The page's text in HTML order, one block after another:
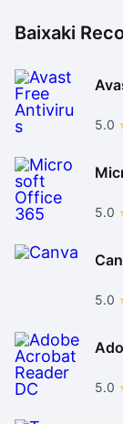
Baixaki
5.0
5.0
5.0
5.0